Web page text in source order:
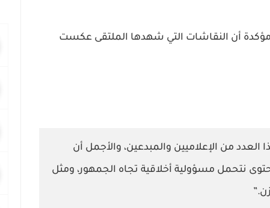
مؤكدة أن النقاشات التي شهدها الملتقى عكست
من الإعلاميين والمبدعين، والأجمل أن
نتحمل مسؤولية أخلاقية تجاه الجمهور، ومثل